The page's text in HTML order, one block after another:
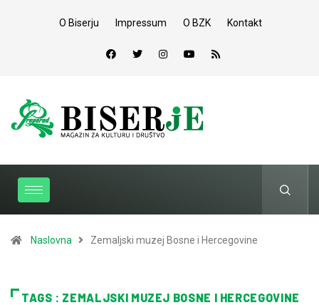
O Biserju Impressum O BZK Kontakt
Naslovna Zemaljski muzej Bosne i Hercegovine
TAGS : ZEMALJSKI MUZEJ BOSNE I HERCEGOVINE